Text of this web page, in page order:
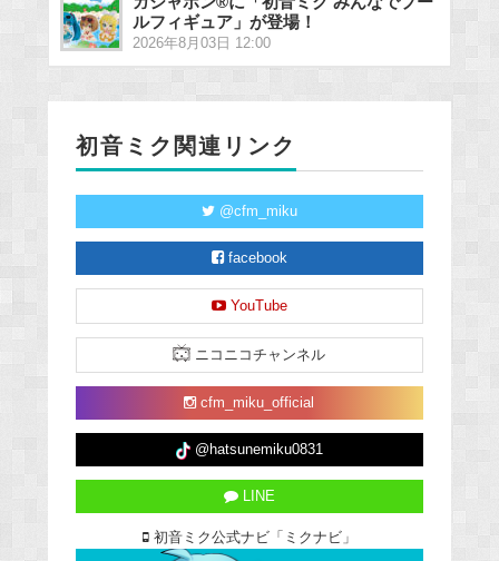
ルフィギュア」が登場！
2026年8月03日 12:00
初音ミク関連リンク
@cfm_miku
facebook
YouTube
ニコニコチャンネル
cfm_miku_official
@hatsunemiku0831
LINE
初音ミク公式ナビ「ミクナビ」